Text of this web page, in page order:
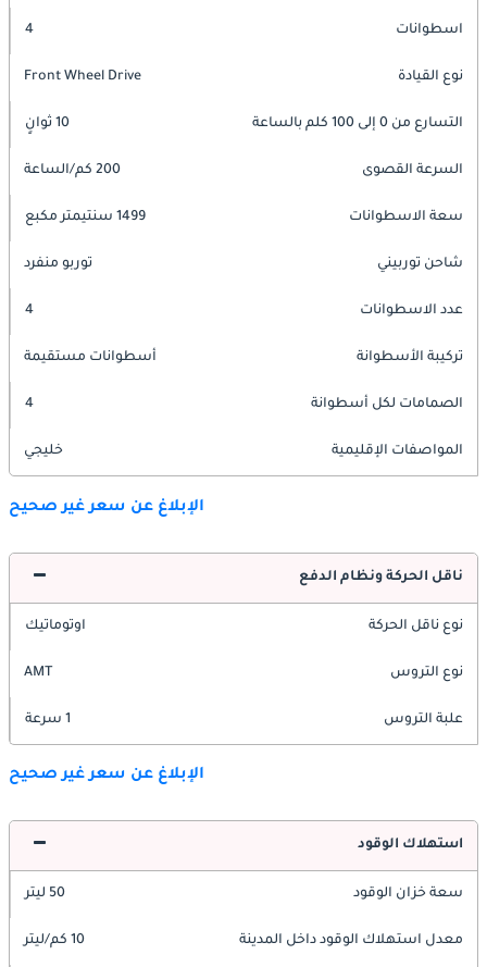
اسطوانات 4
نوع القيادة Front Wheel Drive
التسارع من 0 إلى 100 كلم بالساعة 10 ثوانٍ
السرعة القصوى 200 كم/الساعة
سعة الاسطوانات 1499 سنتيمتر مكبع
شاحن توربيني توربو منفرد
عدد الاسطوانات 4
تركيبة الأسطوانة أسطوانات مستقيمة
الصمامات لكل أسطوانة 4
المواصفات الإقليمية خليجي
الإبلاغ عن سعر غير صحيح
ناقل الحركة ونظام الدفع
نوع ناقل الحركة اوتوماتيك
نوع التروس AMT
علبة التروس 1 سرعة
الإبلاغ عن سعر غير صحيح
استهلاك الوقود
سعة خزان الوقود 50 ليتر
معدل استهلاك الوقود داخل المدينة 10 كم/ليتر